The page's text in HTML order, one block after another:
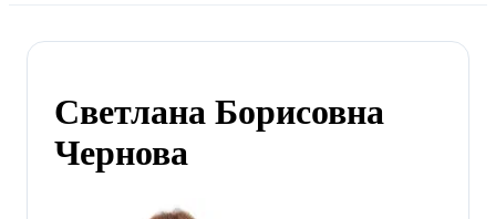
Светлана Борисовна
Чернова